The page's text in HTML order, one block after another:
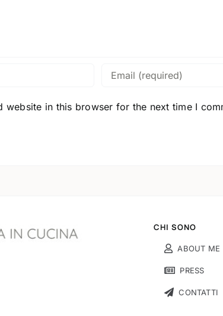
website in this browser for the next time I
CHI SONO
ABOUT ME
PRESS
CONTATTI